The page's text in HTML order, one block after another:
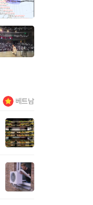
베트남